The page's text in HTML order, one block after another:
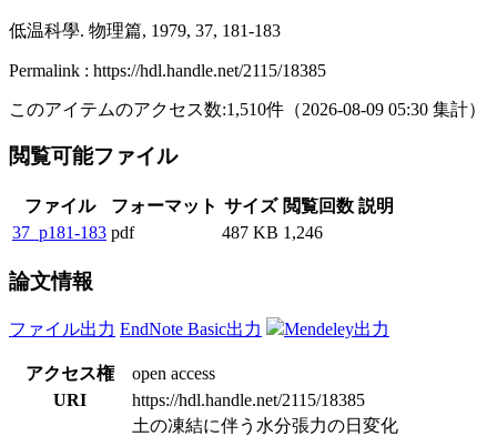
低温科學. 物理篇, 1979, 37, 181-183
Permalink : https://hdl.handle.net/2115/18385
このアイテムのアクセス数:1,510件 （2026-08-09 05:30 集計）
閲覧可能ファイル
ファイル フォーマット サイズ 閲覧回数 説明
37_p181-183 pdf 487 KB 1,246
論文情報
ファイル出力 EndNote Basic出力 Mendeley出力
アクセス権
open access
URI
https://hdl.handle.net/2115/18385
土の凍結に伴う水分張力の日変化